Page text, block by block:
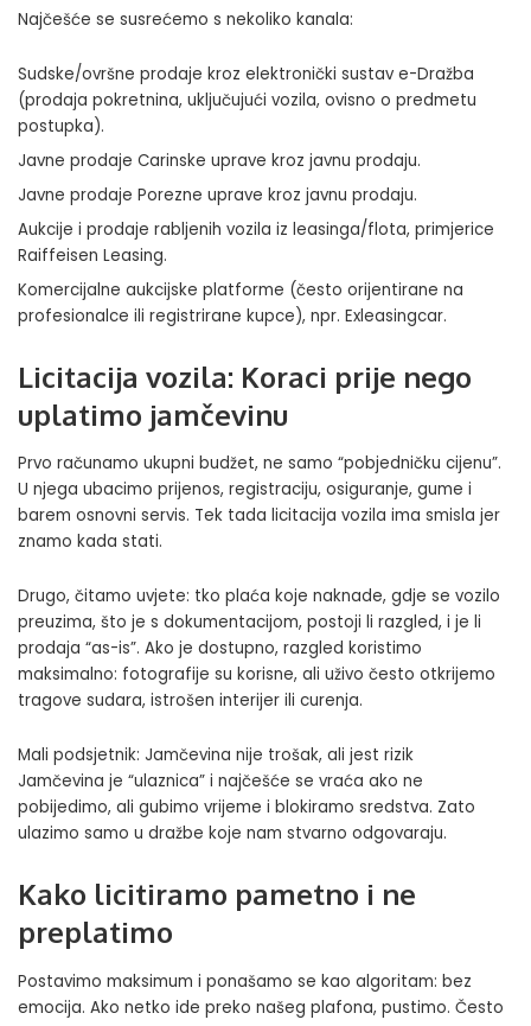
Najčešće se susrećemo s nekoliko kanala:
Sudske/ovršne prodaje kroz elektronički sustav e-Dražba
(prodaja pokretnina, uključujući vozila, ovisno o predmetu
postupka).
Javne prodaje Carinske uprave kroz javnu prodaju.
Javne prodaje Porezne uprave kroz javnu prodaju.
Aukcije i prodaje rabljenih vozila iz leasinga/flota, primjerice
Raiffeisen Leasing.
Komercijalne aukcijske platforme (često orijentirane na
profesionalce ili registrirane kupce), npr. Exleasingcar.
Licitacija vozila: Koraci prije nego
uplatimo jamčevinu
Prvo računamo ukupni budžet, ne samo “pobjedničku cijenu”.
U njega ubacimo prijenos, registraciju, osiguranje, gume i
barem osnovni servis. Tek tada licitacija vozila ima smisla jer
znamo kada stati.
Drugo, čitamo uvjete: tko plaća koje naknade, gdje se vozilo
preuzima, što je s dokumentacijom, postoji li razgled, i je li
prodaja “as-is”. Ako je dostupno, razgled koristimo
maksimalno: fotografije su korisne, ali uživo često otkrijemo
tragove sudara, istrošen interijer ili curenja.
Mali podsjetnik: Jamčevina nije trošak, ali jest rizik
Jamčevina je “ulaznica” i najčešće se vraća ako ne
pobijedimo, ali gubimo vrijeme i blokiramo sredstva. Zato
ulazimo samo u dražbe koje nam stvarno odgovaraju.
Kako licitiramo pametno i ne
preplatimo
Postavimo maksimum i ponašamo se kao algoritam: bez
emocija. Ako netko ide preko našeg plafona, pustimo. Često